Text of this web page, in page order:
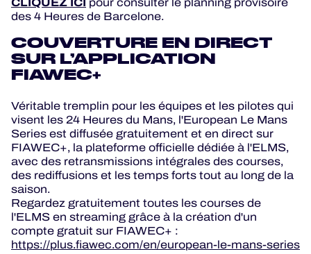
des 4 Heures de Barcelone.
COUVERTURE EN DIRECT
SUR L’APPLICATION
FIAWEC+
Véritable tremplin pour les équipes et les pilotes qui
visent les 24 Heures du Mans, l'European Le Mans
Series est diffusée gratuitement et en direct sur
FIAWEC+, la plateforme officielle dédiée à l'ELMS,
avec des retransmissions intégrales des courses,
des rediffusions et les temps forts tout au long de la
saison.
Regardez gratuitement toutes les courses de
l'ELMS en streaming grâce à la création d'un
compte gratuit sur FIAWEC+ :
https://plus.fiawec.com/en/european-le-mans-series